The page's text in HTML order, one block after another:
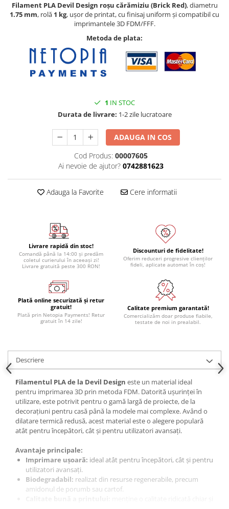
Accesorii baterii si acumulatori
Module atasabile Arduino
Module Wireless
pentru Arduino
Termostate
Ecrane LCD, TFT, OLED
Motoare si variatoare
Motoare
Surse de alimentare
Alimentatoare AC-DC
Convertoare DC-DC
Invertoare DC-AC
Panouri solare
Scule si aparate de masura
Aparate de masura si testare
Cabluri, conectori si izolatie
Module Peltier, racire si
incalzire
Echipamente si accesorii banc
de lucru
Cabluri si conectori
Conectori, mufe si blocuri
terminale
Componente electronice
Filament PLA Devil Design roșu cărămiziu (Brick Red), diametru
1.75 mm, rolă 1 kg, ușor de printat, cu finisaj uniform și compatibil cu
imprimantele 3D FDM/FFF.
Metoda de plata:
1 IN STOC
Durata de livrare: 1-2 zile lucratoare
ADAUGA IN COS
Cod Produs: 00007605
Ai nevoie de ajutor? 0742881623
Adauga la Favorite Cere informatii
Livrare rapidă din stoc!
Comandă până la 14:00 și predăm
coletul curierului în aceeași zi!
Livrare gratuită peste 300 RON!
Discounturi de fidelitate!
Oferim reduceri progresive clienților
fideli, aplicate automat în coș!
Plată online securizată și retur
gratuit!
Plată prin Netopia Payments! Retur
gratuit în 14 zile!
Calitate premium garantată!
Comercializăm doar produse fiabile,
testate de noi in prealabil.
Descriere
Filamentul PLA de la Devil Design este un material ideal
pentru imprimarea 3D prin metoda FDM. Datorită ușurinței în
utilizare, este potrivit pentru o gamă largă de proiecte, de la
decorațiuni pentru casă până la modele mai complexe. Având o
dilatare termică redusă, acest material este o alegere populară
atât pentru începători, cât și pentru utilizatori avansați.
Avantaje principale:
Imprimare ușoară: ideal atât pentru începători, cât și pentru
utilizatori avansați.
Biodegradabil: realizat din resurse regenerabile, precum
amidonul de porumb sau cartof.